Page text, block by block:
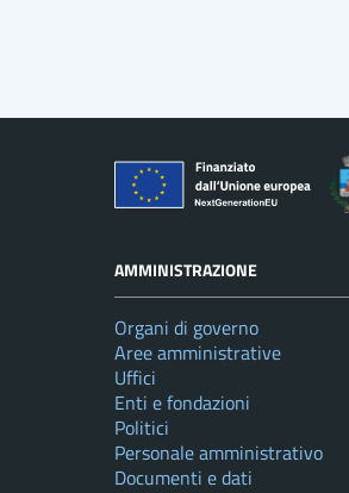
AMMINISTRAZIONE
Organi di governo
Aree amministrative
Uffici
Enti e fondazioni
Politici
Personale amministrativo
Documenti e dati